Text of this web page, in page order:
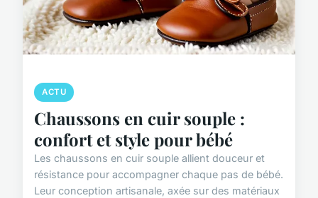
ACTU
Chaussons en cuir souple :
confort et style pour bébé
Les chaussons en cuir souple allient douceur et
résistance pour accompagner chaque pas de bébé.
Leur conception artisanale, axée sur des matériaux